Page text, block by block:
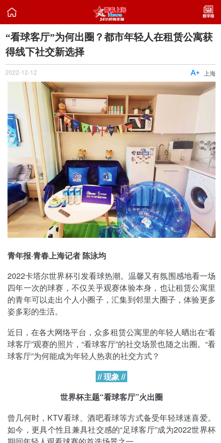

“看球客厅”为何出圈？都市年轻人在租赁公寓获
得线下社交新选择
2022-12-12 上海

青年报·青春上海记者 陈泳均
2022卡塔尔世界杯引发看球热潮。温馨又有氛围感地看一场
四年一次的球赛，不仅关乎观赛体验本身，也让租赁公寓里
的青年可以走出个人小圈子，汇集到邻里大圈子，体验更多
姿多彩的生活。
近日，在各大网络平台，众多租赁公寓里的年轻人晒出在“看
球客厅”观赛的照片，“看球客厅”的社交场景也随之出圈。“看
球客厅”为何能成为年轻人热衷的社交方式？
// 现象 //
世界杯主题“看球客厅”火出圈
曾几何时，KTV看球、酒吧看球等方式备受年轻球迷喜爱。
如今，更具个性且兼具社交感的“足球客厅”成为2022世界杯